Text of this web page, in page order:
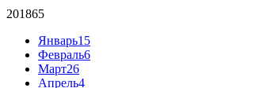
201865
Январь15
Февраль6
Март26
Апрель4